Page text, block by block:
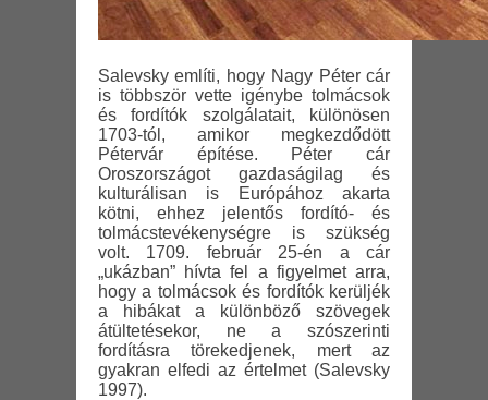
Salevsky említi, hogy Nagy Péter cár
is többször vette igénybe tolmácsok
és fordítók szolgálatait, különösen
1703-tól, amikor megkezdődött
Pétervár építése. Péter cár
Oroszországot gazdaságilag és
kulturálisan is Európához akarta
kötni, ehhez jelentős fordító- és
tolmácstevékenységre is szükség
volt. 1709. február 25-én a cár
„ukázban” hívta fel a figyelmet arra,
hogy a tolmácsok és fordítók kerüljék
a hibákat a különböző szövegek
átültetésekor, ne a szószerinti
fordításra törekedjenek, mert az
gyakran elfedi az értelmet (Salevsky
1997).